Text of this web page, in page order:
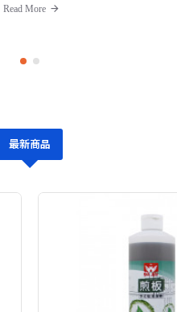
Read More
最新商品